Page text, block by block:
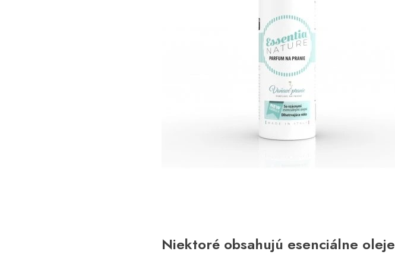
Niektoré obsahujú esenciálne oleje